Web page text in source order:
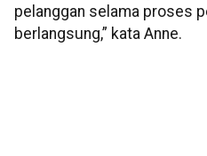
pelanggan selama proses
berlangsung,” kata Anne.